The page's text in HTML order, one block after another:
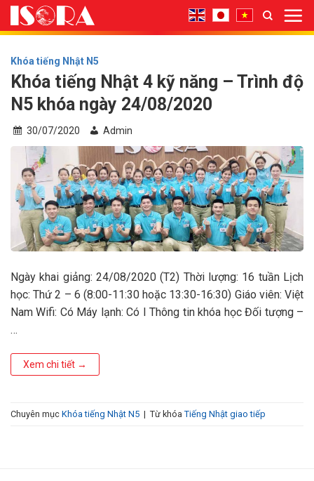
Bỏ
qua
dungKhóa tiếng Nhật N5
Khóa tiếng Nhật 4 kỹ năng – Trình độ
N5 khóa ngày 24/08/2020
30/07/2020 Admin
Ngày khai giảng: 24/08/2020 (T2) Thời lượng: 16 tuần Lịch
học: Thứ 2 – 6 (8:00-11:30 hoặc 13:30-16:30) Giáo viên: Việt
Nam Wifi: Có Máy lạnh: Có Ι Thông tin khóa học Đối tượng –
…
Xem chi tiết →
Chuyên mục Khóa tiếng Nhật N5 | Từ khóa Tiếng Nhật giao tiếp